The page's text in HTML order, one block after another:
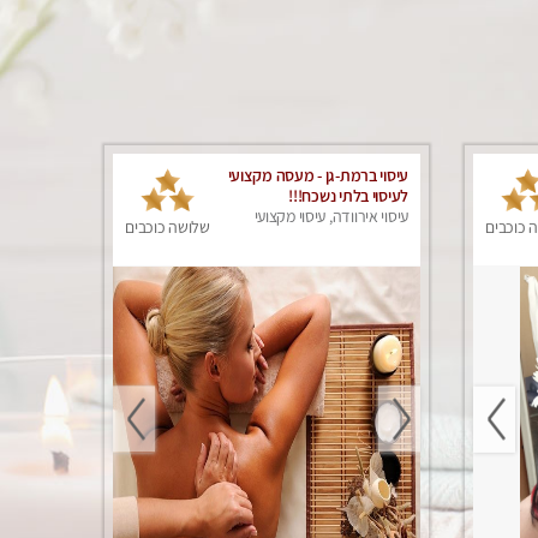
כוכבים
עיסוי ברמת-גן - מעסה מקצועי
לעיסוי בלתי נשכח!!!
עיסוי אירוודה, עיסוי מקצועי
שלושה כוכבים